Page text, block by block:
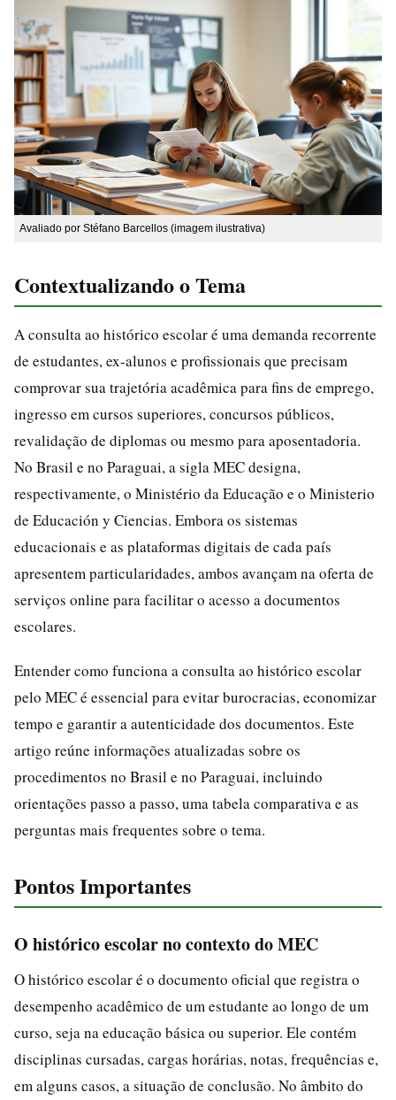
Avaliado por Stéfano Barcellos (imagem ilustrativa)
Contextualizando o Tema
A consulta ao histórico escolar é uma demanda recorrente
de estudantes, ex-alunos e profissionais que precisam
comprovar sua trajetória acadêmica para fins de emprego,
ingresso em cursos superiores, concursos públicos,
revalidação de diplomas ou mesmo para aposentadoria.
No Brasil e no Paraguai, a sigla MEC designa,
respectivamente, o Ministério da Educação e o Ministerio
de Educación y Ciencias. Embora os sistemas
educacionais e as plataformas digitais de cada país
apresentem particularidades, ambos avançam na oferta de
serviços online para facilitar o acesso a documentos
escolares.
Entender como funciona a consulta ao histórico escolar
pelo MEC é essencial para evitar burocracias, economizar
tempo e garantir a autenticidade dos documentos. Este
artigo reúne informações atualizadas sobre os
procedimentos no Brasil e no Paraguai, incluindo
orientações passo a passo, uma tabela comparativa e as
perguntas mais frequentes sobre o tema.
Pontos Importantes
O histórico escolar no contexto do MEC
O histórico escolar é o documento oficial que registra o
desempenho acadêmico de um estudante ao longo de um
curso, seja na educação básica ou superior. Ele contém
disciplinas cursadas, cargas horárias, notas, frequências e,
em alguns casos, a situação de conclusão. No âmbito do